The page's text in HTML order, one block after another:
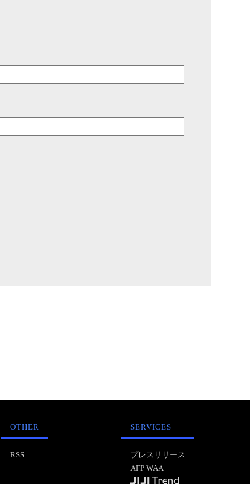
OTHER
RSS
SERVICES
プレスリリース
AFP WAA